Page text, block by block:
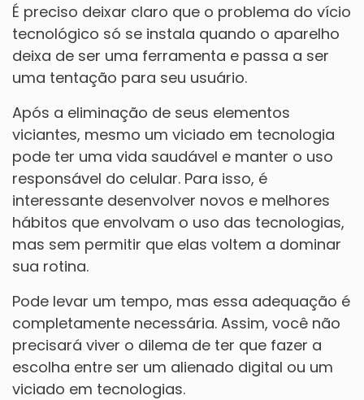
É preciso deixar claro que o problema do vício
tecnológico só se instala quando o aparelho
deixa de ser uma ferramenta e passa a ser
uma tentação para seu usuário.
Após a eliminação de seus elementos
viciantes, mesmo um viciado em tecnologia
pode ter uma vida saudável e manter o uso
responsável do celular. Para isso, é
interessante desenvolver novos e melhores
hábitos que envolvam o uso das tecnologias,
mas sem permitir que elas voltem a dominar
sua rotina.
Pode levar um tempo, mas essa adequação é
completamente necessária. Assim, você não
precisará viver o dilema de ter que fazer a
escolha entre ser um alienado digital ou um
viciado em tecnologias.